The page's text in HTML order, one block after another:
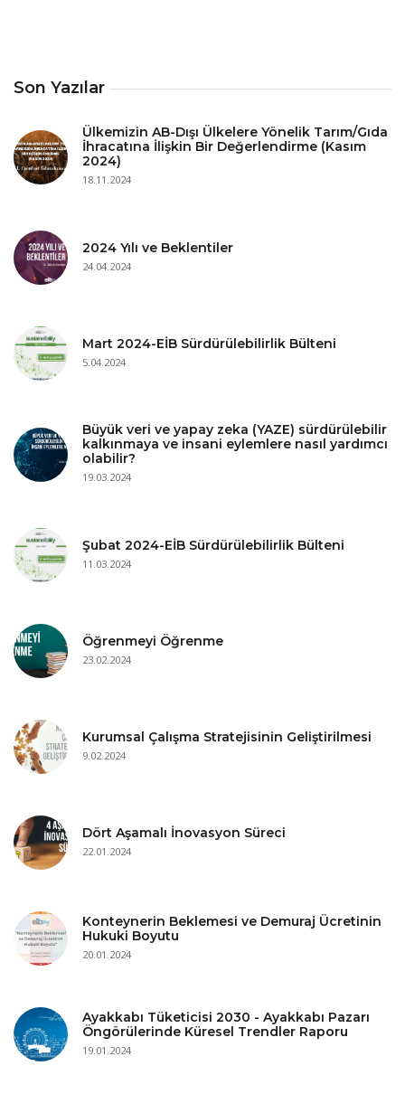
Son Yazılar
Ülkemizin AB-Dışı Ülkelere Yönelik Tarım/Gıda
İhracatına İlişkin Bir Değerlendirme (Kasım
2024)
18.11.2024
2024 Yılı ve Beklentiler
24.04.2024
Mart 2024-EİB Sürdürülebilirlik Bülteni
5.04.2024
Büyük veri ve yapay zeka (YAZE) sürdürülebilir
kalkınmaya ve insani eylemlere nasıl yardımcı
olabilir?
19.03.2024
Şubat 2024-EİB Sürdürülebilirlik Bülteni
11.03.2024
Öğrenmeyi Öğrenme
23.02.2024
Kurumsal Çalışma Stratejisinin Geliştirilmesi
9.02.2024
Dört Aşamalı İnovasyon Süreci
22.01.2024
Konteynerin Beklemesi ve Demuraj Ücretinin
Hukuki Boyutu
20.01.2024
Ayakkabı Tüketicisi 2030 - Ayakkabı Pazarı
Öngörülerinde Küresel Trendler Raporu
19.01.2024